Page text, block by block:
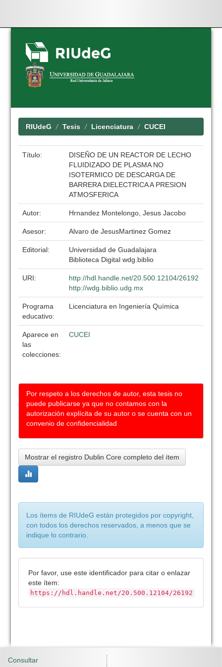
Skip
navigation
RIUdeG Tesis Licenciatura CUCEI
Título:
DISEÑO DE UN REACTOR DE LECHO
FLUIDIZADO DE PLASMA NO
ISOTERMICO DE DESCARGA DE
BARRERA DIELECTRICA A PRESION
ATMOSFERICA
Autor: Hrnandez Montelongo, Jesus Jacobo
Asesor: Alvaro de JesusMartinez Gomez
Editorial:
Universidad de Guadalajara
Biblioteca Digital wdg.biblio
URI:
http://hdl.handle.net/20.500.12104/26192
http://wdg.biblio.udg.mx
Programa
educativo:
Licenciatura en Ingeniería Química
Aparece en
las
colecciones:
CUCEI
Por respeto a los derechos de autor, esta tesis no
puede publicarse ya que no contamos con la
autorización explícita de su autor o se cuenta con un
convenio de confidencialidad
Mostrar el registro Dublin Core completo del ítem
Los ítems de RIUdeG están protegidos por copyright,
con todos los derechos reservados, a menos que se
indique lo contrario.
Por favor, use este identificador para citar o enlazar
este ítem:
https://hdl.handle.net/20.500.12104/26192
Consultar